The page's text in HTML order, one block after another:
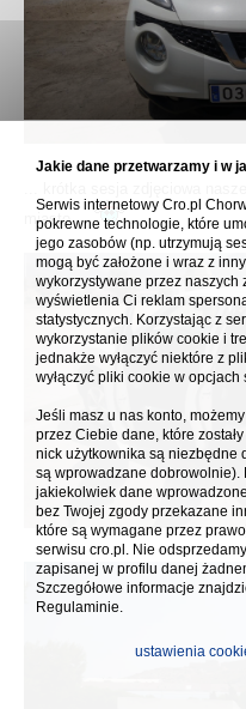
miasto ...
...
Jakie dane przetwarzamy i w
Serwis internetowy Cro.pl
pokrewne technologie, które
jego zasobów (np. utrzymują
mogą być założone i wraz z
wykorzystywane przez naszych
wyświetlenia Ci reklam
statystycznych. Korzystając z
wykorzystanie plików cookie i
jednakże wyłączyć niektóre z
wyłączyć pliki cookie w
Jeśli masz u nas konto,
przez Ciebie dane, które
nick użytkownika są niezbędne
są wprowadzane dobrowolnie).
jakiekolwiek dane
bez Twojej zgody przekazane
które są wymagane przez
serwisu cro.pl. Nie
zapisanej w profilu danej
Szczegółowe informacje
Regulaminie.
ustawienia